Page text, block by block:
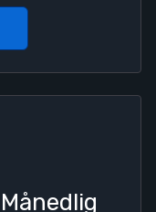
Månedlig